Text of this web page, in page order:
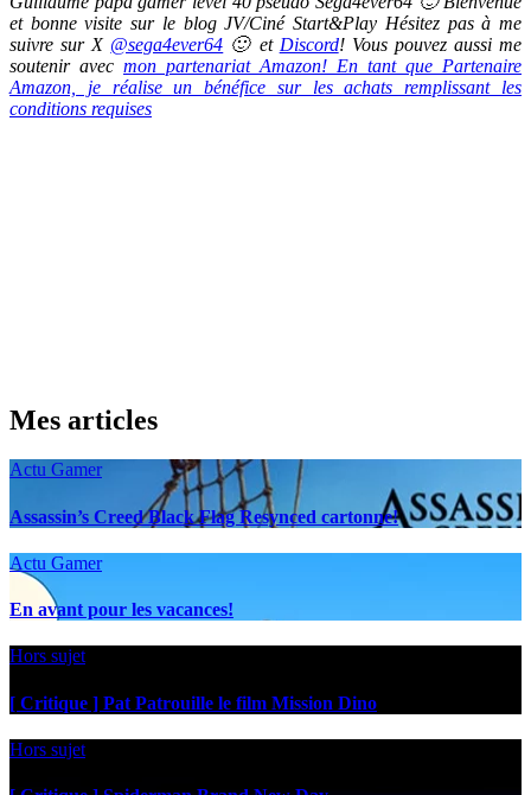
et bonne visite sur le blog JV/Ciné Start&Play Hésitez pas à me
suivre sur X @sega4ever64 🙂 et Discord! Vous pouvez aussi me
soutenir avec mon partenariat Amazon! En tant que Partenaire
Amazon, je réalise un bénéfice sur les achats remplissant les
conditions requises
Mes articles
Actu Gamer
Assassin’s Creed Black Flag Resynced cartonne!
Actu Gamer
En avant pour les vacances!
Hors sujet
[ Critique ] Pat Patrouille le film Mission Dino
Hors sujet